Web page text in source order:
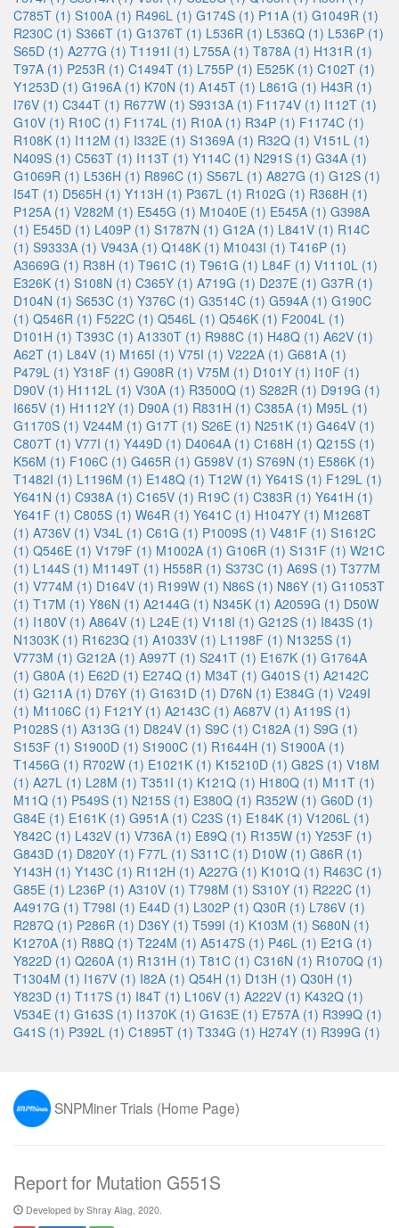
C785T (1) S100A (1) R496L (1) G174S (1) P11A (1) G1049R (1)
R230C (1) S366T (1) G1376T (1) L536R (1) L536Q (1) L536P (1)
S65D (1) A277G (1) T1191I (1) L755A (1) T878A (1) H131R (1)
T97A (1) P253R (1) C1494T (1) L755P (1) E525K (1) C102T (1)
Y1253D (1) G196A (1) K70N (1) A145T (1) L861G (1) H43R (1)
I76V (1) C344T (1) R677W (1) S9313A (1) F1174V (1) I112T (1)
G10V (1) R10C (1) F1174L (1) R10A (1) R34P (1) F1174C (1)
R108K (1) I112M (1) I332E (1) S1369A (1) R32Q (1) V151L (1)
N409S (1) C563T (1) I113T (1) Y114C (1) N291S (1) G34A (1)
G1069R (1) L536H (1) R896C (1) S567L (1) A827G (1) G12S (1)
I54T (1) D565H (1) Y113H (1) P367L (1) R102G (1) R368H (1)
P125A (1) V282M (1) E545G (1) M1040E (1) E545A (1) G398A
(1) E545D (1) L409P (1) S1787N (1) G12A (1) L841V (1) R14C
(1) S9333A (1) V943A (1) Q148K (1) M1043I (1) T416P (1)
A3669G (1) R38H (1) T961C (1) T961G (1) L84F (1) V1110L (1)
E326K (1) S108N (1) C365Y (1) A719G (1) D237E (1) G37R (1)
D104N (1) S653C (1) Y376C (1) G3514C (1) G594A (1) G190C
(1) Q546R (1) F522C (1) Q546L (1) Q546K (1) F2004L (1)
D101H (1) T393C (1) A1330T (1) R988C (1) H48Q (1) A62V (1)
A62T (1) L84V (1) M165I (1) V75I (1) V222A (1) G681A (1)
P479L (1) Y318F (1) G908R (1) V75M (1) D101Y (1) I10F (1)
D90V (1) H1112L (1) V30A (1) R3500Q (1) S282R (1) D919G (1)
I665V (1) H1112Y (1) D90A (1) R831H (1) C385A (1) M95L (1)
G1170S (1) V244M (1) G17T (1) S26E (1) N251K (1) G464V (1)
C807T (1) V77I (1) Y449D (1) D4064A (1) C168H (1) Q215S (1)
K56M (1) F106C (1) G465R (1) G598V (1) S769N (1) E586K (1)
T1482I (1) L1196M (1) E148Q (1) T12W (1) Y641S (1) F129L (1)
Y641N (1) C938A (1) C165V (1) R19C (1) C383R (1) Y641H (1)
Y641F (1) C805S (1) W64R (1) Y641C (1) H1047Y (1) M1268T
(1) A736V (1) V34L (1) C61G (1) P1009S (1) V481F (1) S1612C
(1) Q546E (1) V179F (1) M1002A (1) G106R (1) S131F (1) W21C
(1) L144S (1) M1149T (1) H558R (1) S373C (1) A69S (1) T377M
(1) V774M (1) D164V (1) R199W (1) N86S (1) N86Y (1) G11053T
(1) T17M (1) Y86N (1) A2144G (1) N345K (1) A2059G (1) D50W
(1) I180V (1) A864V (1) L24E (1) V118I (1) G212S (1) I843S (1)
N1303K (1) R1623Q (1) A1033V (1) L1198F (1) N1325S (1)
V773M (1) G212A (1) A997T (1) S241T (1) E167K (1) G1764A
(1) G80A (1) E62D (1) E274Q (1) M34T (1) G401S (1) A2142C
(1) G211A (1) D76Y (1) G1631D (1) D76N (1) E384G (1) V249I
(1) M1106C (1) F121Y (1) A2143C (1) A687V (1) A119S (1)
P1028S (1) A313G (1) D824V (1) S9C (1) C182A (1) S9G (1)
S153F (1) S1900D (1) S1900C (1) R1644H (1) S1900A (1)
T1456G (1) R702W (1) E1021K (1) K15210D (1) G82S (1) V18M
(1) A27L (1) L28M (1) T351I (1) K121Q (1) H180Q (1) M11T (1)
M11Q (1) P549S (1) N215S (1) E380Q (1) R352W (1) G60D (1)
G84E (1) E161K (1) G951A (1) C23S (1) E184K (1) V1206L (1)
Y842C (1) L432V (1) V736A (1) E89Q (1) R135W (1) Y253F (1)
G843D (1) D820Y (1) F77L (1) S311C (1) D10W (1) G86R (1)
Y143H (1) Y143C (1) R112H (1) A227G (1) K101Q (1) R463C (1)
G85E (1) L236P (1) A310V (1) T798M (1) S310Y (1) R222C (1)
A4917G (1) T798I (1) E44D (1) L302P (1) Q30R (1) L786V (1)
R287Q (1) P286R (1) D36Y (1) T599I (1) K103M (1) S680N (1)
K1270A (1) R88Q (1) T224M (1) A5147S (1) P46L (1) E21G (1)
Y822D (1) Q260A (1) R131H (1) T81C (1) C316N (1) R1070Q (1)
T1304M (1) I167V (1) I82A (1) Q54H (1) D13H (1) Q30H (1)
Y823D (1) T117S (1) I84T (1) L106V (1) A222V (1) K432Q (1)
V534E (1) G163S (1) I1370K (1) G163E (1) E757A (1) R399Q (1)
G41S (1) P392L (1) C1895T (1) T334G (1) H274Y (1) R399G (1)
SNPMiner Trials (Home Page)
Report for Mutation G551S
Developed by Shray Alag, 2020.